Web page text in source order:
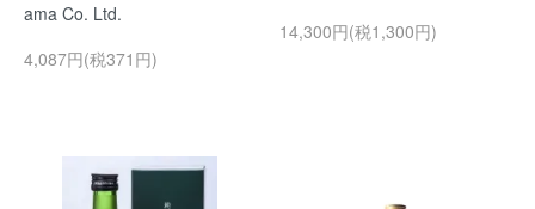
ama Co. Ltd.
4,087円(税371円)
14,300円(税1,300円)